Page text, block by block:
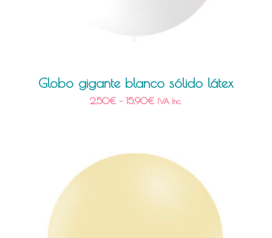
Globo gigante blanco sólido látex
2,50€ –15,90€ IVA Inc.